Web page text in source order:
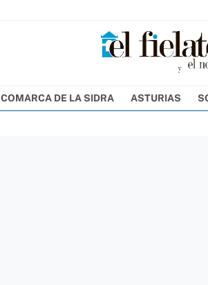
COMARCA DE LA SIDRA ASTURIAS